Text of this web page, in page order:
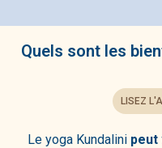
Quels sont les
LISEZ
Le yoga Kundalini peut